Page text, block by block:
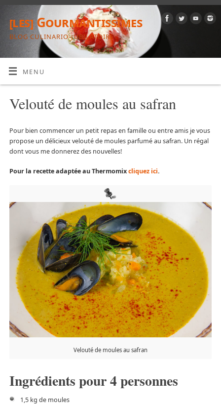
[les] Gourmantissimes
BLOG CULINARIO-JUBILATOIRE
MENU
Velouté de moules au safran
Pour bien commencer un petit repas en famille ou entre amis je vous
propose un délicieux velouté de moules parfumé au safran. Un régal
dont vous me donnerez des nouvelles!
Pour la recette adaptée au Thermomixcliquez ici.
Velouté de moules au safran
Ingrédients pour 4 personnes
1,5 kg de moules